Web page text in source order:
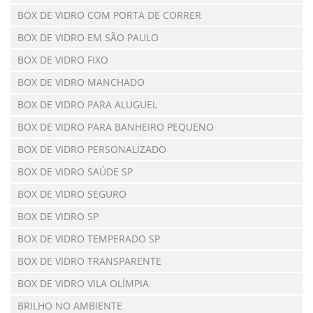
BOX DE VIDRO COM PORTA DE CORRER
BOX DE VIDRO EM SÃO PAULO
BOX DE VIDRO FIXO
BOX DE VIDRO MANCHADO
BOX DE VIDRO PARA ALUGUEL
BOX DE VIDRO PARA BANHEIRO PEQUENO
BOX DE VIDRO PERSONALIZADO
BOX DE VIDRO SAÚDE SP
BOX DE VIDRO SEGURO
BOX DE VIDRO SP
BOX DE VIDRO TEMPERADO SP
BOX DE VIDRO TRANSPARENTE
BOX DE VIDRO VILA OLÍMPIA
BRILHO NO AMBIENTE